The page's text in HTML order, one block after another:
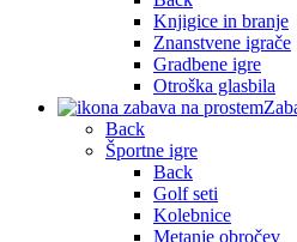
Knjigice in branje
Znanstvene igrače
Gradbene igre
Otroška glasbila
Back
Športne igre
Back
Golf seti
Kolebnice
Metanje obročev